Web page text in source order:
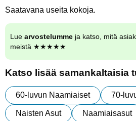
Saatavana useita kokoja.
Lue arvostelumme ja katso, mitä
meistä ★★★★★
Katso lisää samankaltaisia
60-luvun Naamiaiset 70-
Naisten Asut Naamiaisasut